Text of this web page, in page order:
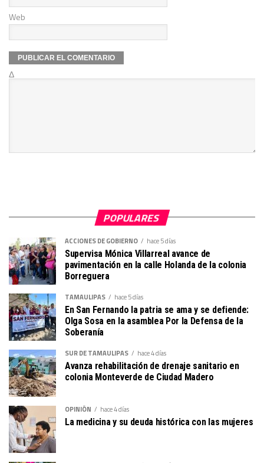
Web
Δ
POPULARES
ACCIONES DE GOBIERNO hace 5 días
Supervisa Mónica Villarreal avance de
pavimentación en la calle Holanda de la colonia
Borreguera
TAMAULIPAS hace 5 días
En San Fernando la patria se ama y se defiende:
Olga Sosa en la asamblea Por la Defensa de la
Soberanía
SUR DE TAMAULIPAS hace 4 días
Avanza rehabilitación de drenaje sanitario en
colonia Monteverde de Ciudad Madero
OPINIÓN hace 4 días
La medicina y su deuda histórica con las mujeres